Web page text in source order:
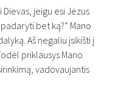
Dievas, jeigu esi Jėzus
bet ką?“ Mano
Aš negaliu įsikišti į
priklausys Mano
vadovaujantis